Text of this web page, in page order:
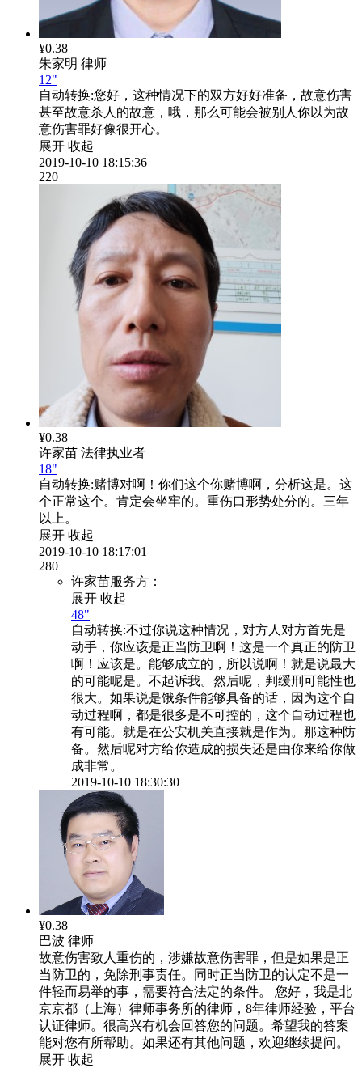
¥0.38
朱家明 律师
12"
自动转换:您好，这种情况下的双方好好准备，故意伤害
甚至故意杀人的故意，哦，那么可能会被别人你以为故
意伤害罪好像很开心。
展开 收起
2019-10-10 18:15:36
220
¥0.38
许家苗 法律执业者
18"
自动转换:赌博对啊！你们这个你赌博啊，分析这是。这
个正常这个。肯定会坐牢的。重伤口形势处分的。三年
以上。
展开 收起
2019-10-10 18:17:01
280
许家苗服务方：
展开 收起
48"
自动转换:不过你说这种情况，对方人对方首先是
动手，你应该是正当防卫啊！这是一个真正的防卫
啊！应该是。能够成立的，所以说啊！就是说最大
的可能呢是。不起诉我。然后呢，判缓刑可能性也
很大。如果说是饿条件能够具备的话，因为这个自
动过程啊，都是很多是不可控的，这个自动过程也
有可能。就是在公安机关直接就是作为。那这种防
备。然后呢对方给你造成的损失还是由你来给你做
成非常。
2019-10-10 18:30:30
¥0.38
巴波 律师
故意伤害致人重伤的，涉嫌故意伤害罪，但是如果是正
当防卫的，免除刑事责任。同时正当防卫的认定不是一
件轻而易举的事，需要符合法定的条件。 您好，我是北
京京都（上海）律师事务所的律师，8年律师经验，平台
认证律师。很高兴有机会回答您的问题。希望我的答案
能对您有所帮助。如果还有其他问题，欢迎继续提问。
展开 收起